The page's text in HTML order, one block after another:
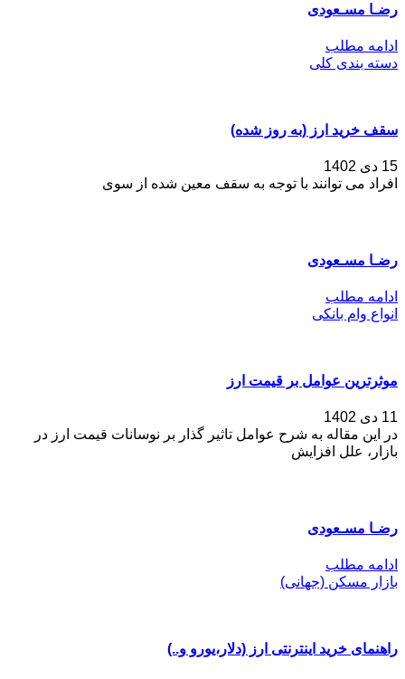
رضـا مسـعودی
ادامه مطلب
دسته بندی کلی
سقف خرید ارز (به روز شده)
15 دی 1402
افراد می توانند با توجه به سقف معین شده از سوی
رضـا مسـعودی
ادامه مطلب
انواع وام بانکی
موثرترین عوامل بر قیمت ارز
11 دی 1402
در این مقاله به شرح عوامل تاثیر گذار بر نوسانات قیمت ارز در
بازار، علل افزایش
رضـا مسـعودی
ادامه مطلب
بازار مسکن (جهانی)
راهنمای خرید اینترنتی ارز (دلار،یورو و..)